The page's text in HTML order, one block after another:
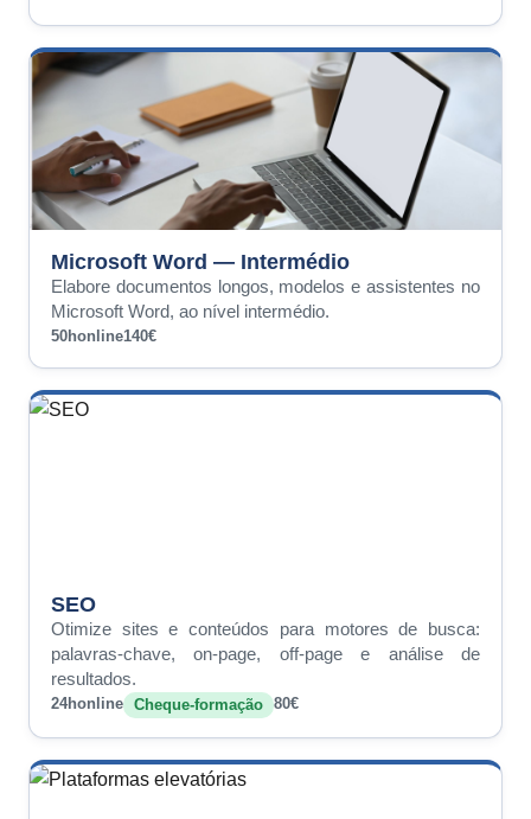
Microsoft Word — Intermédio
Elabore documentos longos, modelos e assistentes no
Microsoft Word, ao nível intermédio.
50honline140€
SEO
Otimize sites e conteúdos para motores de busca:
palavras-chave, on-page, off-page e análise de
resultados.
24honline Cheque-formação 80€